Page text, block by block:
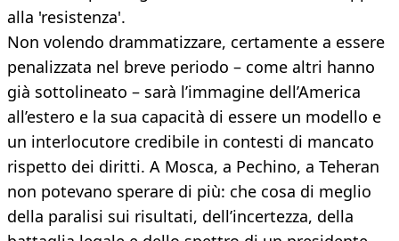
alla 'resistenza'.
Non volendo drammatizzare, certamente a essere
penalizzata nel breve periodo – come altri hanno
già sottolineato – sarà l’immagine dell’America
all’estero e la sua capacità di essere un modello e
un interlocutore credibile in contesti di mancato
rispetto dei diritti. A Mosca, a Pechino, a Teheran
non potevano sperare di più: che cosa di meglio
della paralisi sui risultati, dell’incertezza, della